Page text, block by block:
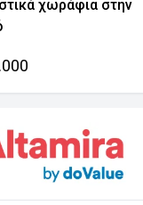
χωράφια στην